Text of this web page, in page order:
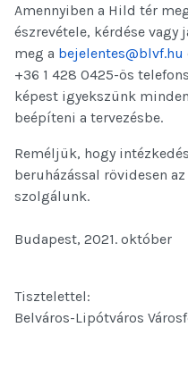
Amennyiben a Hild tér
észrevétele, kérdése
meg a bejelentes@blvf.hu
+36 1 428 0425-ös
képest igyekszünk
beépíteni a tervezésbe.
Reméljük, hogy
beruházással rövidesen
szolgálunk.
Budapest, 2021. október
Tisztelettel:
Belváros-Lipótváros